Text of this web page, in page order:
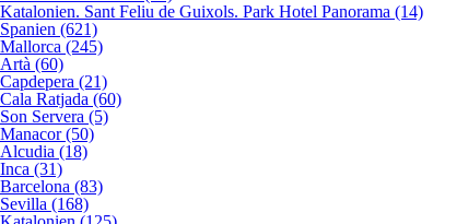
Katalonien. Sant Feliu de Guixols. Park Hotel Panorama (14)
Spanien (621)
Mallorca (245)
Artà (60)
Capdepera (21)
Cala Ratjada (60)
Son Servera (5)
Manacor (50)
Alcudia (18)
Inca (31)
Barcelona (83)
Sevilla (168)